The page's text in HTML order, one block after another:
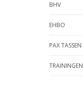
BHV
EHBO
PAX TASSEN
TRAININGEN